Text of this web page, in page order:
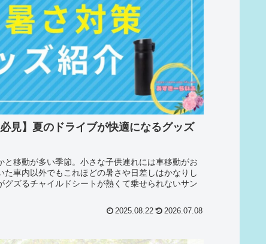
見】夏のドライブが快適になるグッズ
と移動が多い季節。小さな子供連れには車移動がお
車内以外でもこれほどの暑さや日差しはかなりし
ズるチャイルドシートが熱くて乗せられないサン
2025.08.22 2026.07.08